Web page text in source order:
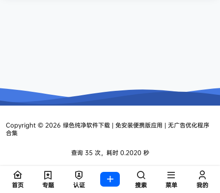
Copyright © 2026 绿色纯净软件下载 | 免安装便携版应用 | 无广告优化程序
合集
查询 35 次，耗时 0.2020 秒
首页 专题 认证 搜索 菜单 我的